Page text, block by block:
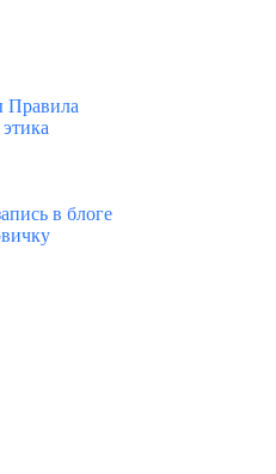
в блоге